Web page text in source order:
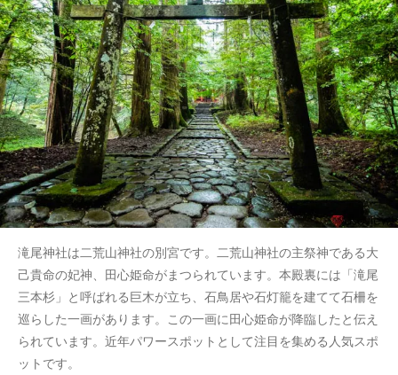
滝尾神社は二荒山神社の別宮です。二荒山神社の主祭神である大
己貴命の妃神、田心姫命がまつられています。本殿裏には「滝尾
三本杉」と呼ばれる巨木が立ち、石鳥居や石灯籠を建てて石柵を
巡らした一画があります。この一画に田心姫命が降臨したと伝え
られています。近年パワースポットとして注目を集める人気スポ
ットです。